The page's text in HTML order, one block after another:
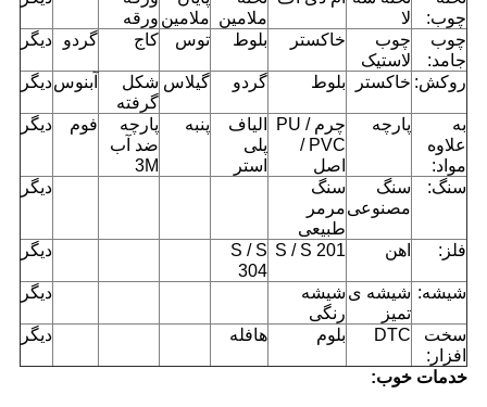
چوب:
لا
ملامین ملامین ورقه
چوب
جامد:
چوب
لاستیک
خاکستر بلوط توس کاج گردو دیگر
روکش: خاکستر بلوط گردو گیلاس شکل
گرفته
آبنوسدیگر
به
علاوه
مواد:
پارچه
چرم PU /
PVC /
اصل
الیاف
پلی
استر
پنبه
پارچه
ضد آب
3M
فوم دیگر
سنگ:
سنگ
مصنوعی
سنگ
مرمر
طبیعی
دیگر
فلز: اهن S / S 201
S / S
304
دیگر
شیشه: شیشه ی
تمیز
شیشه
رنگی
دیگر
سخت
افزار:
DTC بلوم هافله دیگر
خدمات خوب: